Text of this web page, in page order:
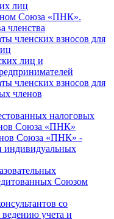
лиц
Союза «ПНК».
членства
членских взносов для
лиц и
членских взносов для
членов
налоговых
Союза «ПНК»
Союза «ПНК» -
индивидуальных
Союзом
со
учета и